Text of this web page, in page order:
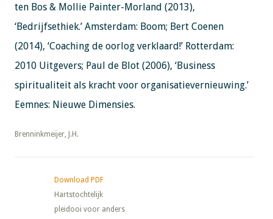
ten Bos & Mollie Painter-Morland (2013),
‘Bedrijfsethiek.’ Amsterdam: Boom; Bert Coenen
(2014), ‘Coaching de oorlog verklaard!’ Rotterdam:
2010 Uitgevers; Paul de Blot (2006), ‘Business
spiritualiteit als kracht voor organisatievernieuwing.’
Eemnes: Nieuwe Dimensies.
​​​​​​​Brenninkmeijer, J.H.
Download PDF
Hartstochtelijk
pleidooi voor anders